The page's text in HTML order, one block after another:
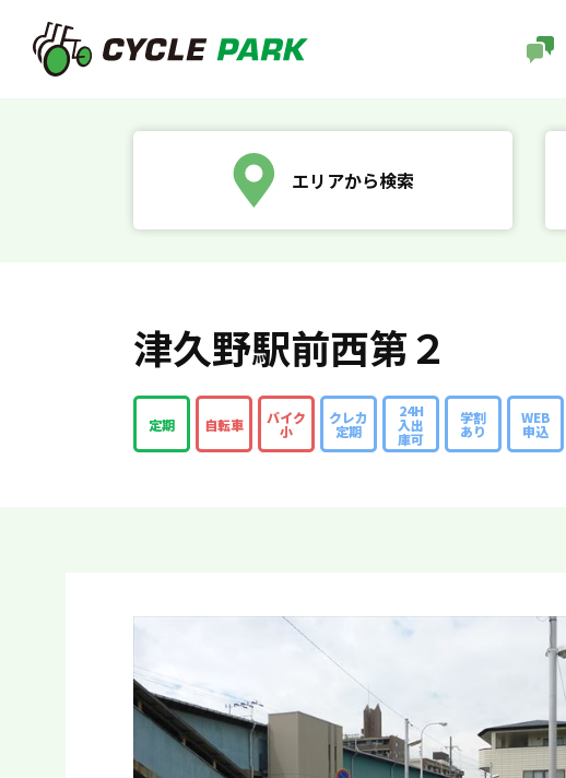
エリアから検索
津久野駅前西第２
定期 自転車 バイク
小
クレカ
定期
24H
入出
庫可
学割
あり
WEB
申込